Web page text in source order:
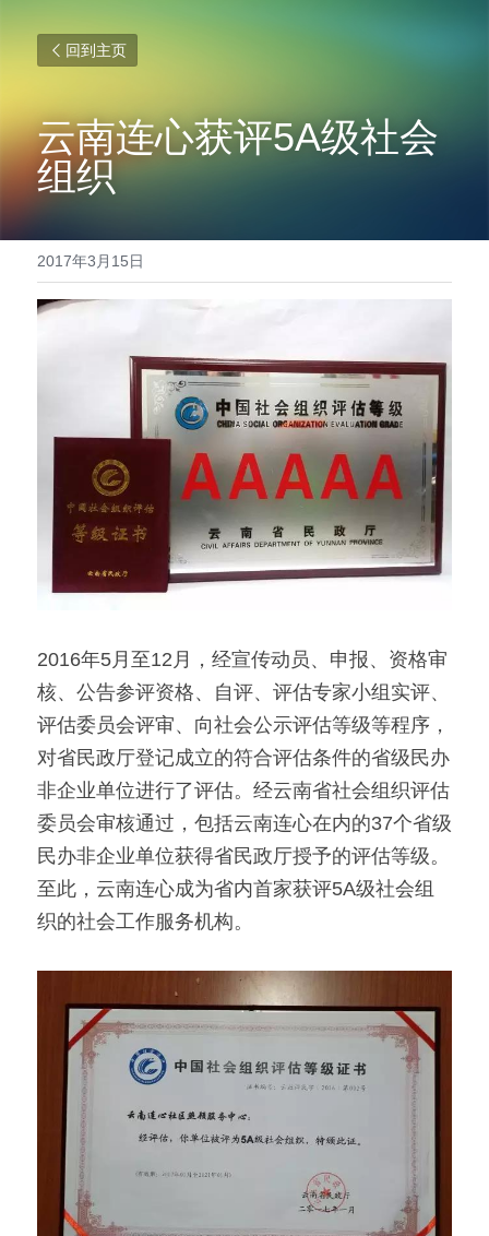
回到主页
云南连心获评5A级社会
组织
2017年3月15日
2016年5月至12月，经宣传动员、申报、资格审
核、公告参评资格、自评、评估专家小组实评、
评估委员会评审、向社会公示评估等级等程序，
对省民政厅登记成立的符合评估条件的省级民办
非企业单位进行了评估。经云南省社会组织评估
委员会审核通过，包括云南连心在内的37个省级
民办非企业单位获得省民政厅授予的评估等级。
至此，云南连心成为省内首家获评5A级社会组
织的社会工作服务机构。